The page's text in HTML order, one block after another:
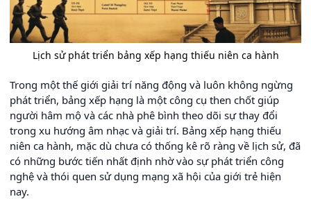
Lịch sử phát triển bảng xếp hạng thiếu niên ca hành
Trong một thế giới giải trí năng động và luôn không ngừng
phát triển, bảng xếp hạng là một công cụ then chốt giúp
người hâm mộ và các nhà phê bình theo dõi sự thay đổi
trong xu hướng âm nhạc và giải trí. Bảng xếp hạng thiếu
niên ca hành, mặc dù chưa có thống kê rõ ràng về lịch sử, đã
có những bước tiến nhất định nhờ vào sự phát triển công
nghệ và thói quen sử dụng mạng xã hội của giới trẻ hiện
nay.